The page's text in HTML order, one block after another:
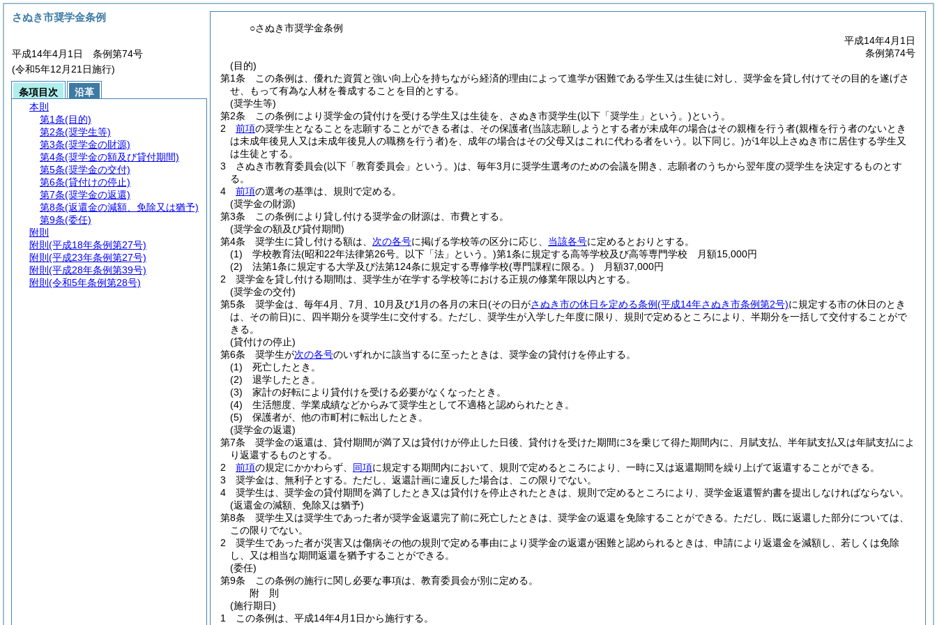
○さぬき市奨学金条例
平成14年4月1日
条例第74号
(目的)
第1条
この条例は、優れた資質と強い向上心を持ちながら経済的理由によって進学が困難である学生又は生徒に対し、奨学金を貸し付けてその目的を遂げさ
せ、もって有為な人材を養成することを目的とする。
(奨学生等)
第2条
この条例により奨学金の貸付けを受ける学生又は生徒を、さぬき市奨学生(以下「奨学生」という。)という。
2
前項の奨学生となることを志願することができる者は、その保護者(当該志願しようとする者が未成年の場合はその親権を行う者(親権を行う者のないとき
は未成年後見人又は未成年後見人の職務を行う者)を、成年の場合はその父母又はこれに代わる者をいう。以下同じ。)が1年以上さぬき市に居住する学生又
は生徒とする。
3
さぬき市教育委員会(以下「教育委員会」という。)は、毎年3月に奨学生選考のための会議を開き、志願者のうちから翌年度の奨学生を決定するものとす
る。
4
前項の選考の基準は、規則で定める。
(奨学金の財源)
第3条
この条例により貸し付ける奨学金の財源は、市費とする。
(奨学金の額及び貸付期間)
第4条
奨学生に貸し付ける額は、 次の各号に掲げる学校等の区分に応じ、 当該各号に定めるとおりとする。
(1)
学校教育法(昭和22年法律第26号。以下「法」という。)第1条に規定する高等学校及び高等専門学校 月額15,000円
(2)
法第1条に規定する大学及び法第124条に規定する専修学校(専門課程に限る。) 月額37,000円
2
奨学金を貸し付ける期間は、奨学生が在学する学校等における正規の修業年限以内とする。
(奨学金の交付)
第5条
奨学金は、毎年4月、7月、10月及び1月の各月の末日(その日がさぬき市の休日を定める条例(平成14年さぬき市条例第2号)に規定する市の休日のとき
は、その前日)に、四半期分を奨学生に交付する。 ただし、奨学生が入学した年度に限り、規則で定めるところにより、半期分を一括して交付することがで
きる。
(貸付けの停止)
第6条
奨学生が次の各号のいずれかに該当するに至ったときは、奨学金の貸付けを停止する。
(1)
死亡したとき。
(2)
退学したとき。
(3)
家計の好転により貸付けを受ける必要がなくなったとき。
(4)
生活態度、学業成績などからみて奨学生として不適格と認められたとき。
(5)
保護者が、他の市町村に転出したとき。
(奨学金の返還)
第7条
奨学金の返還は、貸付期間が満了又は貸付けが停止した日後、貸付けを受けた期間に3を乗じて得た期間内に、月賦支払、半年賦支払又は年賦支払によ
り返還するものとする。
2
前項の規定にかかわらず、 同項に規定する期間内において、規則で定めるところにより、一時に又は返還期間を繰り上げて返還することができる。
3
奨学金は、無利子とする。 ただし、返還計画に違反した場合は、この限りでない。
4
奨学生は、奨学金の貸付期間を満了したとき又は貸付けを停止されたときは、規則で定めるところにより、奨学金返還誓約書を提出しなければならない。
(返還金の減額、免除又は猶予)
第8条
奨学生又は奨学生であった者が奨学金返還完了前に死亡したときは、奨学金の返還を免除することができる。 ただし、既に返還した部分については、
この限りでない。
2
奨学生であった者が災害又は傷病その他の規則で定める事由により奨学金の返還が困難と認められるときは、申請により返還金を減額し、若しくは免除
し、又は相当な期間返還を猶予することができる。
(委任)
第9条
この条例の施行に関し必要な事項は、教育委員会が別に定める。
附 則
(施行期日)
1
この条例は、平成14年4月1日から施行する。
さぬき市奨学金条例
平成14年4月1日 条例第74号
(令和5年12月21日施行)
条項目次
沿革
本則
第1条(目的)
第2条(奨学生等)
第3条(奨学金の財源)
第4条(奨学金の額及び貸付期間)
第5条(奨学金の交付)
第6条(貸付けの停止)
第7条(奨学金の返還)
第8条(返還金の減額、免除又は猶予)
第9条(委任)
附則
附則 (平成18年条例第27号)
附則 (平成23年条例第27号)
附則 (平成28年条例第39号)
附則 (令和5年条例第28号)